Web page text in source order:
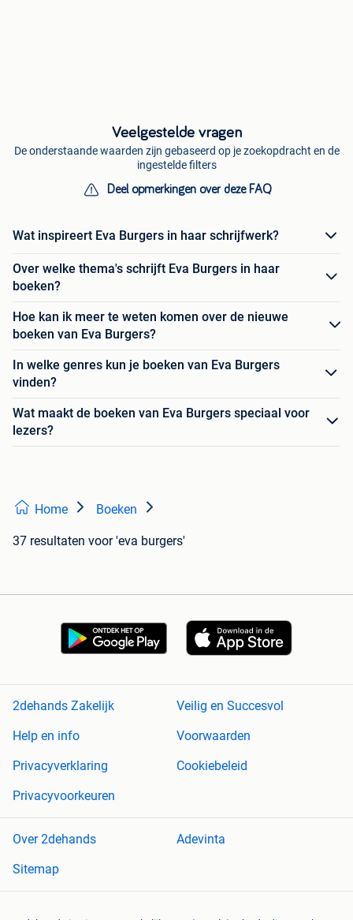
Veelgestelde vragen
De onderstaande waarden zijn gebaseerd op je zoekopdracht en de
ingestelde filters
Deel opmerkingen over deze FAQ
Wat inspireert Eva Burgers in haar schrijfwerk?
Over welke thema's schrijft Eva Burgers in haar
boeken?
Hoe kan ik meer te weten komen over de nieuwe
boeken van Eva Burgers?
In welke genres kun je boeken van Eva Burgers
vinden?
Wat maakt de boeken van Eva Burgers speciaal voor
lezers?
Home Boeken
37 resultaten voor 'eva burgers'
2dehands Zakelijk
Veilig en Succesvol
Help en info
Voorwaarden
Privacyverklaring
Cookiebeleid
Privacyvoorkeuren
Over 2dehands
Adevinta
Sitemap